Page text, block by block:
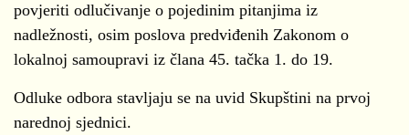
povjeriti odlučivanje o pojedinim pitanjima iz
nadležnosti, osim poslova predviđenih Zakonom o
lokalnoj samoupravi iz člana 45. tačka 1. do 19.
Odluke odbora stavljaju se na uvid Skupštini na prvoj
narednoj sjednici.